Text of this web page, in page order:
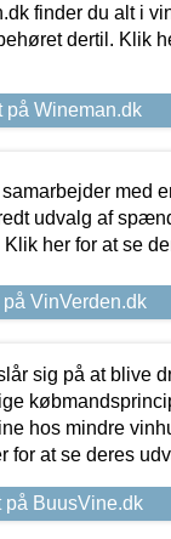
finder du alt i
dertil. Klik
på Wineman.dk
med
udvalg af
her for at se
VinVerden.dk
sig på at blive
hos mindre
for at se deres
på BuusVine.dk